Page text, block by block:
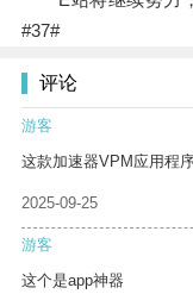
#37#
评论
游客
这款加速器VPM应用程
2025-09-25
游客
这个是app神器